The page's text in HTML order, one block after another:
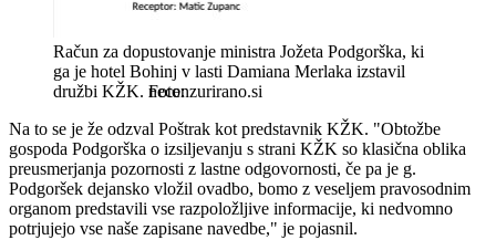
Račun za dopustovanje ministra Jožeta Podgorška, ki
ga je hotel Bohinj v lasti Damiana Merlaka izstavil
družbi KŽK. necenzurirano.si
Na to se je že odzval Poštrak kot predstavnik KŽK. "Obtožbe
gospoda Podgorška o izsiljevanju s strani KŽK so klasična oblika
preusmerjanja pozornosti z lastne odgovornosti, če pa je g.
Podgoršek dejansko vložil ovadbo, bomo z veseljem pravosodnim
organom predstavili vse razpoložljive informacije, ki nedvomno
potrjujejo vse naše zapisane navedbe," je pojasnil.